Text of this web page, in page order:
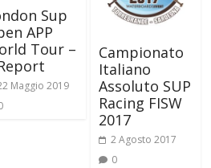
Sup
APP
Tour –
Maggio 2019
Campionato
Italiano
Assoluto SUP
Racing FISW
2017
2 Agosto 2017
0